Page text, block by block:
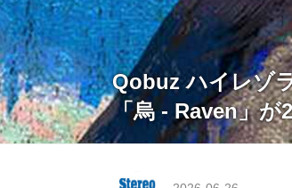
Qobuz ハイレゾ
「烏 - Raven」が